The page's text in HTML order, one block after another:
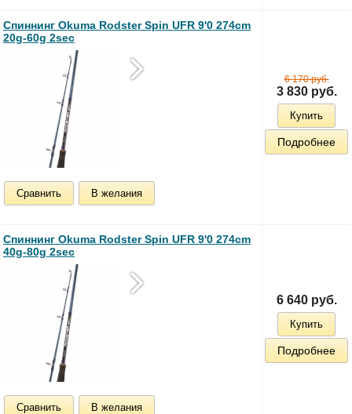
Спиннинг Okuma Rodster Spin UFR 9'0 274cm
20g-60g 2sec
Сравнить В желания
6 170 руб.
3 830 руб.
Купить
Подробнее
Спиннинг Okuma Rodster Spin UFR 9'0 274cm
40g-80g 2sec
Сравнить В желания
6 640 руб.
Купить
Подробнее